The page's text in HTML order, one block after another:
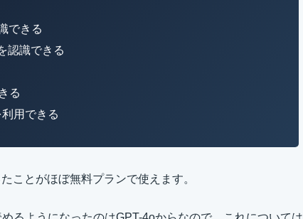
できる
認識できる
る
用できる
ことがほぼ無料プランで使えます。